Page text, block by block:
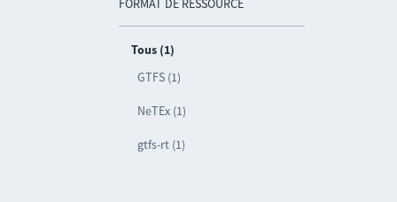
FORMAT DE RESSOURCE
Tous (1)
GTFS (1)
NeTEx (1)
gtfs-rt (1)